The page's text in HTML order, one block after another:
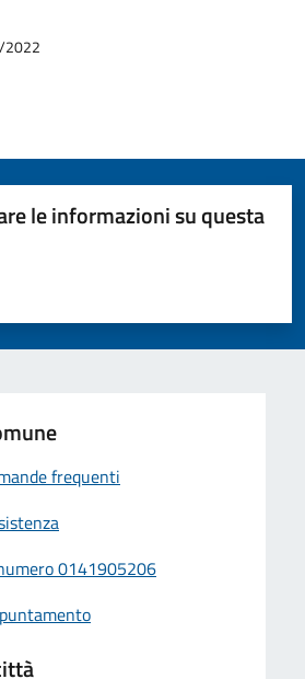
2022
le informazioni su questa
5 stelle su 5
su 5
su 5
5
frequenti
0141905206